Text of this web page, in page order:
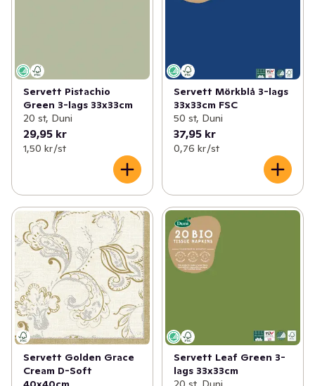
Servett Pistachio
Green 3-lags 33x33cm
20 st, Duni
29,95 kr
1,50 kr /st
Servett Mörkblå 3-lags
33x33cm FSC
50 st, Duni
37,95 kr
0,76 kr /st
Servett Golden Grace
Cream D-Soft
Servett Leaf Green 3-
lags 33x33cm